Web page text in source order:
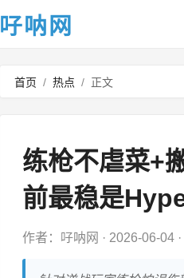
吇呐网
首页 / 热点 / 正文
练枪不虐菜+
前最稳是
作者：吇呐网 · 2026-06-04 ·